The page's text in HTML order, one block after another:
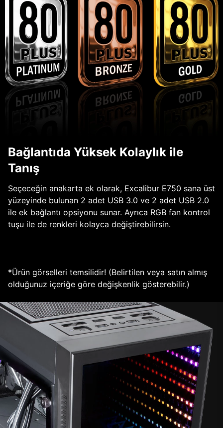
Bağlantıda Yüksek Kolaylık ile
Tanış
Seçeceğin anakarta ek olarak, Excalibur E750 sana üst
yüzeyinde bulunan 2 adet USB 3.0 ve 2 adet USB 2.0
ile ek bağlantı opsiyonu sunar. Ayrıca RGB fan kontrol
tuşu ile de renkleri kolayca değiştirebilirsin.
*Ürün görselleri temsilidir! (Belirtilen veya satın almış
olduğunuz içeriğe göre değişkenlik gösterebilir.)